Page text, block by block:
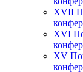
XVII
XVI
ХV